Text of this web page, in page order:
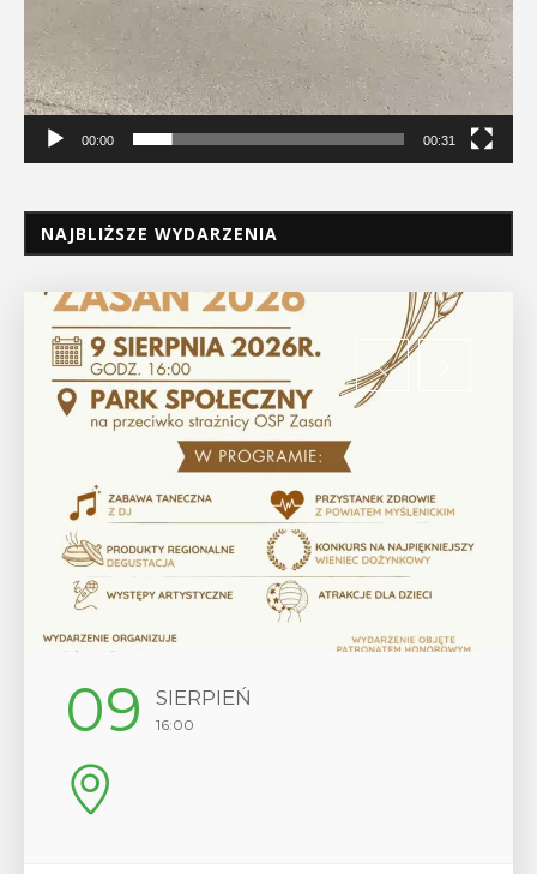
00:00 00:31
NAJBLIŻSZE WYDARZENIA
09 SIERPIEŃ
16:00